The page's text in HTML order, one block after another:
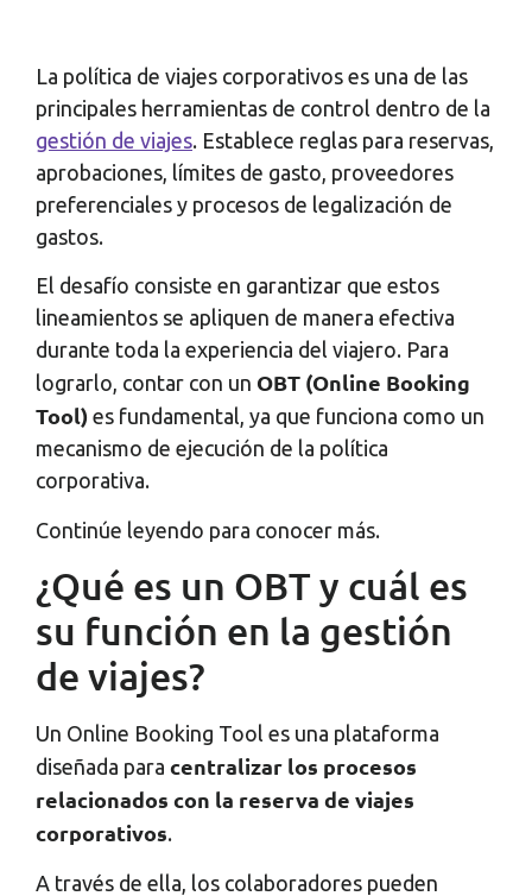
La política de viajes corporativos es una de las
principales herramientas de control dentro de la
gestión de viajes. Establece reglas para reservas,
aprobaciones, límites de gasto, proveedores
preferenciales y procesos de legalización de
gastos.
El desafío consiste en garantizar que estos
lineamientos se apliquen de manera efectiva
durante toda la experiencia del viajero. Para
lograrlo, contar con un OBT (Online Booking
Tool) es fundamental, ya que funciona como un
mecanismo de ejecución de la política
corporativa.
Continúe leyendo para conocer más.
¿Qué es un OBT y cuál es
su función en la gestión
de viajes?
Un Online Booking Tool es una plataforma
diseñada para centralizar los procesos
relacionados con la reserva de viajes
corporativos.
A través de ella, los colaboradores pueden